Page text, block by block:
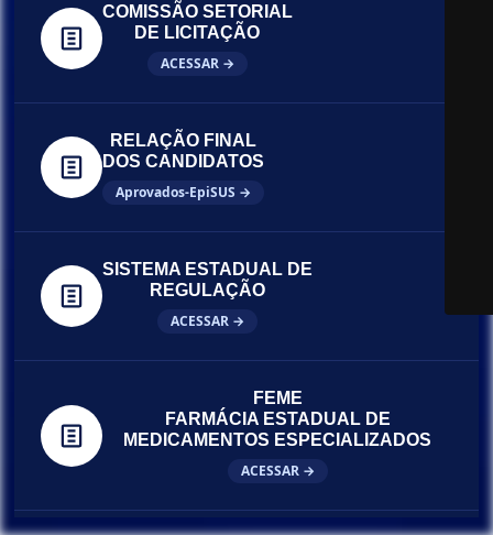
COMISSÃO SETORIAL
DE LICITAÇÃO
ACESSAR →
RELAÇÃO FINAL
DOS CANDIDATOS
Aprovados-EpiSUS →
SISTEMA ESTADUAL DE
REGULAÇÃO
ACESSAR →
FEME
FARMÁCIA ESTADUAL DE
MEDICAMENTOS ESPECIALIZADOS
ACESSAR →